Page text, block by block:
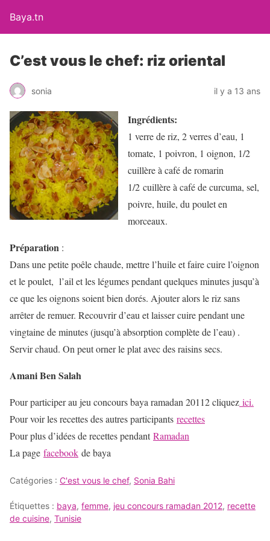
Baya.tn
C’est vous le chef: riz oriental
sonia il y a 13 ans
Ingrédients:
1 verre de riz, 2 verres d’eau, 1
tomate, 1 poivron, 1 oignon, 1/2
cuillère à café de romarin
1/2 cuillère à café de curcuma, sel,
poivre, huile, du poulet en
morceaux.
Préparation :
Dans une petite poêle chaude, mettre l’huile et faire cuire l’oignon
et le poulet, l’ail et les légumes pendant quelques minutes jusqu’à
ce que les oignons soient bien dorés. Ajouter alors le riz sans
arrêter de remuer. Recouvrir d’eau et laisser cuire pendant une
vingtaine de minutes (jusqu’à absorption complète de l’eau) .
Servir chaud. On peut orner le plat avec des raisins secs.
Amani Ben Salah
Pour participer au jeu concours baya ramadan 20112 cliquez ici.
Pour voir les recettes des autres participants recettes
Pour plus d’idées de recettes pendantRamadan
La page facebook de baya
Catégories : C'est vous le chef, Sonia Bahi
Étiquettes : baya, femme, jeu concours ramadan 2012, recette
de cuisine, Tunisie